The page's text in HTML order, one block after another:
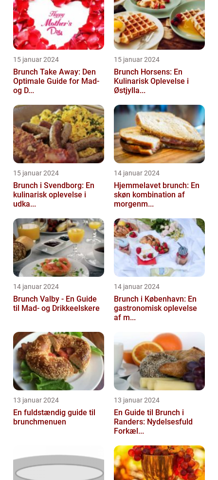
15 januar 2024
Brunch Take Away: Den
Optimale Guide for Mad-
og D...
15 januar 2024
Brunch Horsens: En
Kulinarisk Oplevelse i
Østjylla...
15 januar 2024
Brunch i Svendborg: En
kulinarisk oplevelse i
udka...
14 januar 2024
Hjemmelavet brunch: En
skøn kombination af
morgenm...
14 januar 2024
Brunch Valby - En Guide
til Mad- og Drikkeelskere
14 januar 2024
Brunch i København: En
gastronomisk oplevelse
af m...
13 januar 2024
En fuldstændig guide til
brunchmenuen
13 januar 2024
En Guide til Brunch i
Randers: Nydelsesfuld
Forkæl...